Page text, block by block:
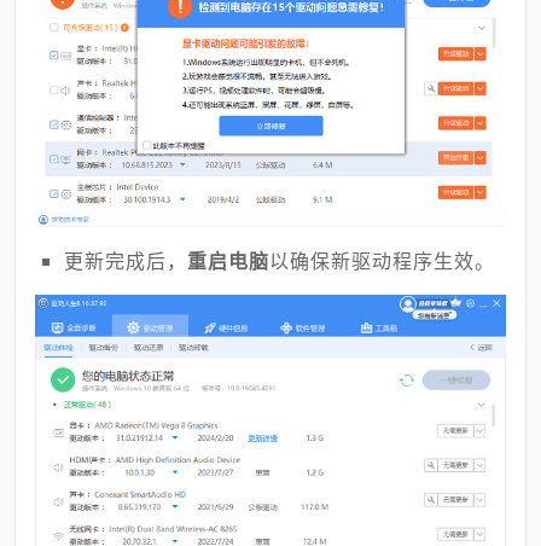
更新完成后， 重启电脑以确保新驱动程序生效。